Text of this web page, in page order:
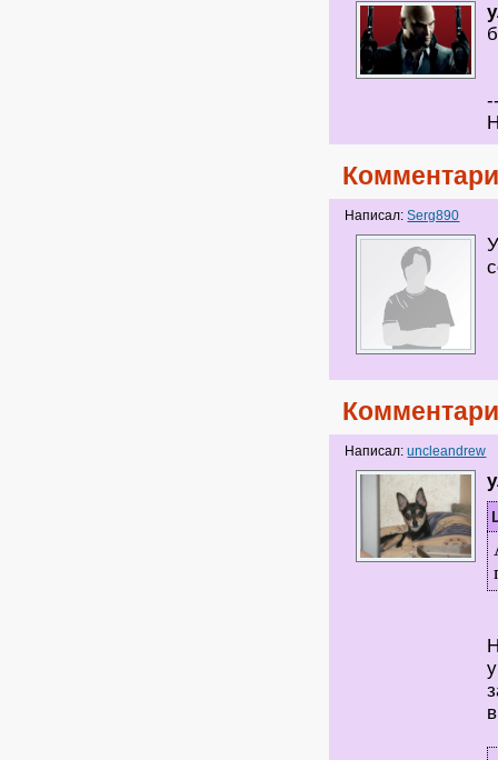
Написал:Serg890
Написал:uncleandrew